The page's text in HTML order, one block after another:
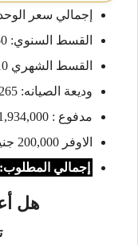
إجمالي سعر الوحدة: 9,567,460
القسط السنوي: 630,250 جنيه
القسط الشهري 24,310 جنيه
وديعة الصيانه: 401,265 جنيه
مدفوع : 1,934,000 جنيه
الاوفر 200,000 جنيه
إجمالي المطلوب: 2,134,000 جنيه
هل